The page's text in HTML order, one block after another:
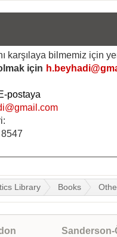
karşılaya bilmemiz için
için
postaya
Library Books
Sanderson-